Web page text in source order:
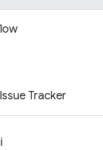
Tracker